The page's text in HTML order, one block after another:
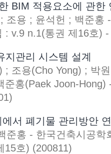
BIM 적용요소에 관한
조용 ; 윤석헌 ; 백준홍
: v.9 n.1(통권 제16호)
지관리 시스템 설계
; 조용(Cho Yong) ; 박
준홍(Paek Joon-
서 폐기물 관리방안
준홍 - 한국건축시공학
15호) (200811)